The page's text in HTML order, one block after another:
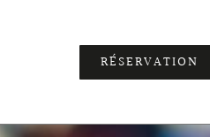
RÉSERVATION